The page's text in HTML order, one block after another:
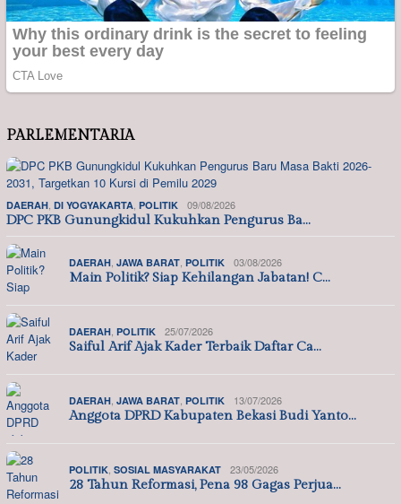
PARLEMENTARIA
DAERAH, DI YOGYAKARTA, POLITIK 09/08/2026
DPC PKB Gunungkidul Kukuhkan Pengurus Ba…
DAERAH, JAWA BARAT, POLITIK 03/08/2026
Main Politik? Siap Kehilangan Jabatan! C…
DAERAH, POLITIK 25/07/2026
Saiful Arif Ajak Kader Terbaik Daftar Ca…
DAERAH, JAWA BARAT, POLITIK 13/07/2026
Anggota DPRD Kabupaten Bekasi Budi Yanto…
POLITIK, SOSIAL MASYARAKAT 23/05/2026
28 Tahun Reformasi, Pena 98 Gagas Perjua…